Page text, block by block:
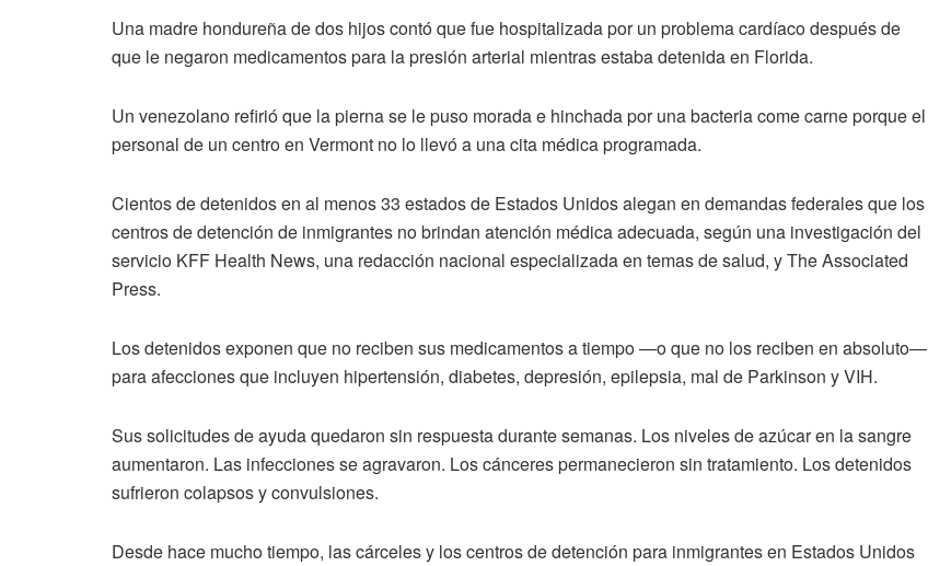
Una madre hondureña de dos hijos contó que fue hospitalizada por un problema cardíaco después de
que le negaron medicamentos para la presión arterial mientras estaba detenida en Florida.
Un venezolano refirió que la pierna se le puso morada e hinchada por una bacteria come carne porque el
personal de un centro en Vermont no lo llevó a una cita médica programada.
Cientos de detenidos en al menos 33 estados de Estados Unidos alegan en demandas federales que los
centros de detención de inmigrantes no brindan atención médica adecuada, según una investigación del
servicio KFF Health News, una redacción nacional especializada en temas de salud, y The Associated
Press.
Los detenidos exponen que no reciben sus medicamentos a tiempo —o que no los reciben en absoluto—
para afecciones que incluyen hipertensión, diabetes, depresión, epilepsia, mal de Parkinson y VIH.
Sus solicitudes de ayuda quedaron sin respuesta durante semanas. Los niveles de azúcar en la sangre
aumentaron. Las infecciones se agravaron. Los cánceres permanecieron sin tratamiento. Los detenidos
sufrieron colapsos y convulsiones.
Desde hace mucho tiempo, las cárceles y los centros de detención para inmigrantes en Estados Unidos